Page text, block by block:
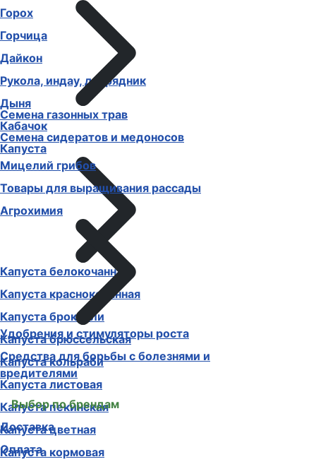
Горох
Горчица
Дайкон
Рукола, индау, двурядник
Дыня
Кабачок
Капуста
Капуста белокочанная
Капуста краснокочанная
Капуста брокколи
Капуста брюссельская
Капуста кольраби
Капуста листовая
Капуста пекинская
Капуста цветная
Капуста кормовая
Семена газонных трав
Семена сидератов и медоносов
Мицелий грибов
Товары для выращивания рассады
Агрохимия
Удобрения и стимуляторы роста
Средства для борьбы с болезнями и
вредителями
Выбор по брендам
Доставка
Оплата